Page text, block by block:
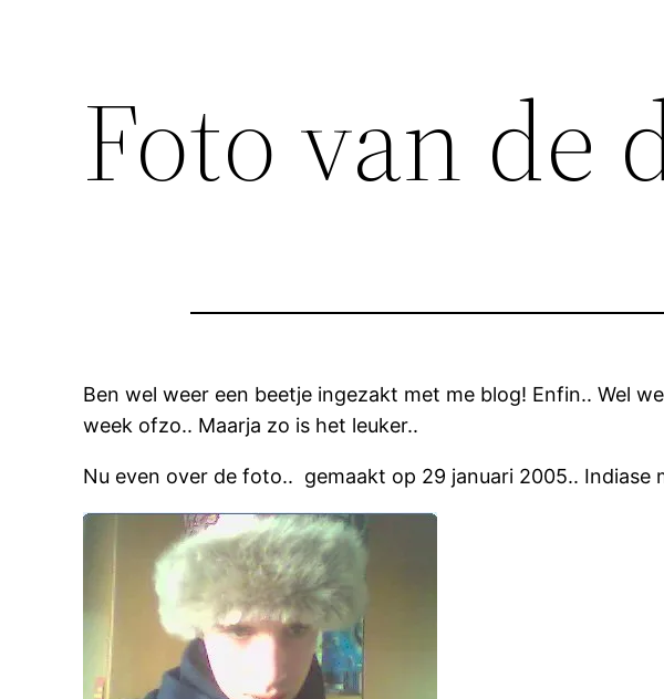
Foto van de
Ben wel weer een beetje ingezakt met me blog! Enfin.. Wel
week ofzo.. Maarja zo is het leuker..
Nu even over de foto.. gemaakt op 29 januari 2005.. Indiase